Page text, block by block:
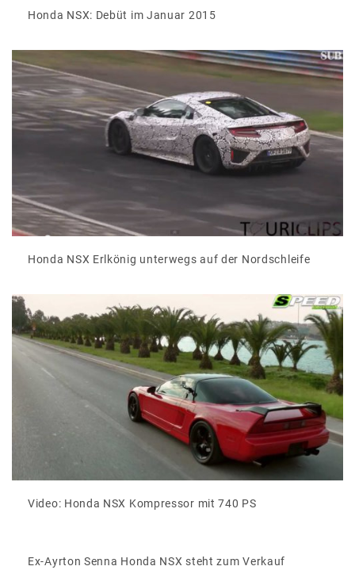
Honda NSX: Debüt im Januar 2015
Honda NSX Erlkönig unterwegs auf der Nordschleife
Video: Honda NSX Kompressor mit 740 PS
Ex-Ayrton Senna Honda NSX steht zum Verkauf